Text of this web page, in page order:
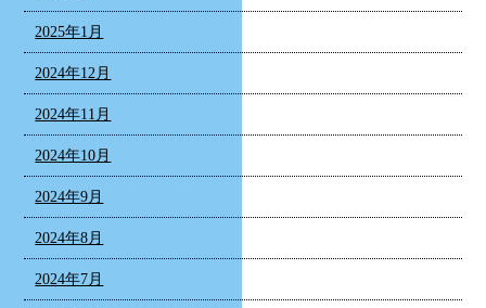
2025年1月
2024年12月
2024年11月
2024年10月
2024年9月
2024年8月
2024年7月